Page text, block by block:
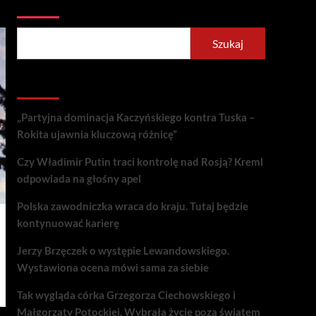
Szukaj
„Partyjna dominacja Kaczyńskiego kontra Tuska –
Rokita ujawnia kluczową różnicę”
Czy Władimir Putin traci kontrolę nad Rosją? Kreml
odpowiada na głośny apel
Polska zawodniczka wraca do kraju. Tutaj będzie
kontynuować karierę
Jerzy Brzęczek o występie Lewandowskiego.
Wystawiona ocena mówi sama za siebie
Tak wygląda córka Grzegorza Ciechowskiego i
Małgorzaty Potockiej. Wybrała życie poza światem